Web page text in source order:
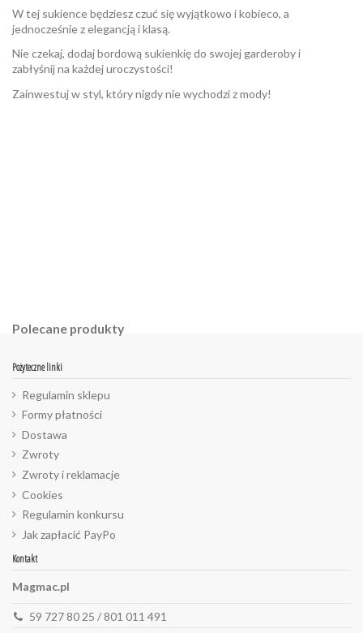
W tej sukience będziesz czuć się wyjątkowo i kobieco, a
jednocześnie z elegancją i klasą.
Nie czekaj, dodaj bordową sukienkię do swojej garderoby i
zabłyśnij na każdej uroczystości!
Zainwestuj w styl, który nigdy nie wychodzi z mody!
Polecane produkty
Pożyteczne linki
Regulamin sklepu
Formy płatności
Dostawa
Zwroty
Zwroty i reklamacje
Cookies
Regulamin konkursu
Jak zapłacić PayPo
Kontakt
Magmac.pl
59 727 80 25 / 801 011 491